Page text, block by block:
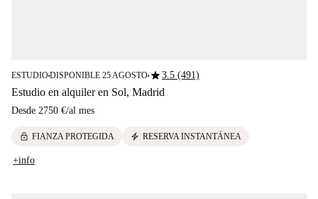
ESTUDIO■DISPONIBLE 25 AGOSTO■star3.5 (491)
Estudio en alquiler en Sol, Madrid
Desde 2750 €/al mes
lock FIANZA PROTEGIDA electric_bolt RESERVA INSTANTÁNEA
+info